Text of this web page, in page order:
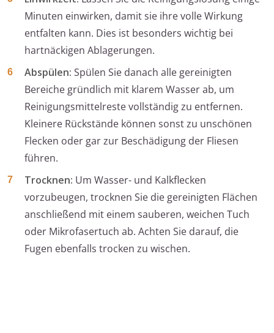
Minuten einwirken, damit sie ihre volle Wirkung
entfalten kann. Dies ist besonders wichtig bei
hartnäckigen Ablagerungen.
Abspülen: Spülen Sie danach alle gereinigten
Bereiche gründlich mit klarem Wasser ab, um
Reinigungsmittelreste vollständig zu entfernen.
Kleinere Rückstände können sonst zu unschönen
Flecken oder gar zur Beschädigung der Fliesen
führen.
Trocknen: Um Wasser- und Kalkflecken
vorzubeugen, trocknen Sie die gereinigten Flächen
anschließend mit einem sauberen, weichen Tuch
oder Mikrofasertuch ab. Achten Sie darauf, die
Fugen ebenfalls trocken zu wischen.